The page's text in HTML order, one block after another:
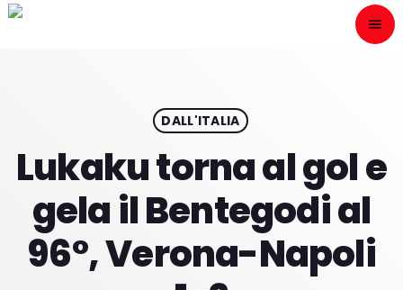
menu
play_arrow
DALL'ITALIA
Lukaku torna al gol e
gela il Bentegodi al
96°, Verona-Napoli